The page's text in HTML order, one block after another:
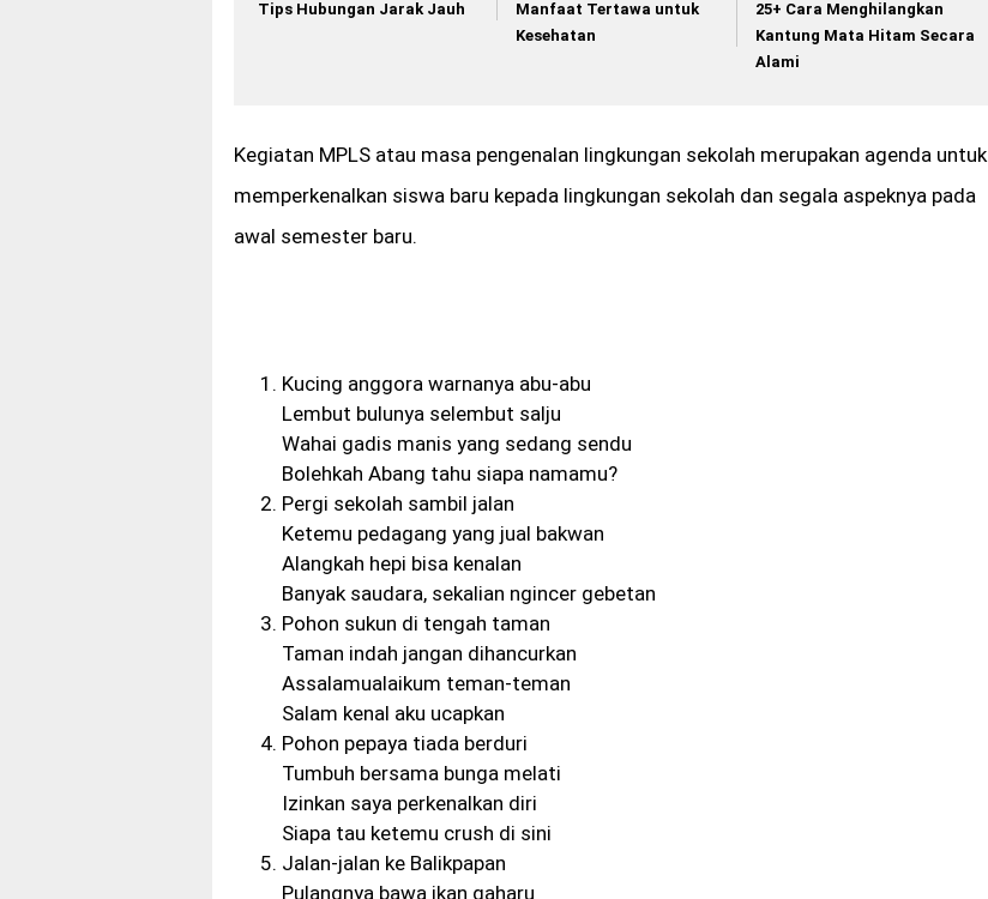
Tips Hubungan Jarak Jauh
Manfaat Tertawa untuk
Kesehatan
25+ Cara Menghilangkan
Kantung Mata Hitam Secara
Alami
Kegiatan MPLS atau masa pengenalan lingkungan sekolah merupakan agenda untuk
memperkenalkan siswa baru kepada lingkungan sekolah dan segala aspeknya pada
awal semester baru.
Kucing anggora warnanya abu-abu
Lembut bulunya selembut salju
Wahai gadis manis yang sedang sendu
Bolehkah Abang tahu siapa namamu?
Pergi sekolah sambil jalan
Ketemu pedagang yang jual bakwan
Alangkah hepi bisa kenalan
Banyak saudara, sekalian ngincer gebetan
Pohon sukun di tengah taman
Taman indah jangan dihancurkan
Assalamualaikum teman-teman
Salam kenal aku ucapkan
Pohon pepaya tiada berduri
Tumbuh bersama bunga melati
Izinkan saya perkenalkan diri
Siapa tau ketemu crush di sini
Jalan-jalan ke Balikpapan
Pulangnya bawa ikan gaharu